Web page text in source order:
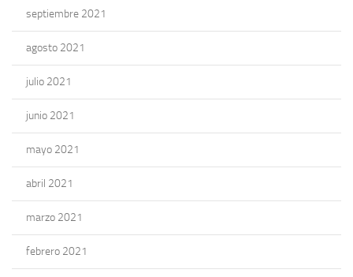
septiembre 2021
agosto 2021
julio 2021
junio 2021
mayo 2021
abril 2021
marzo 2021
febrero 2021